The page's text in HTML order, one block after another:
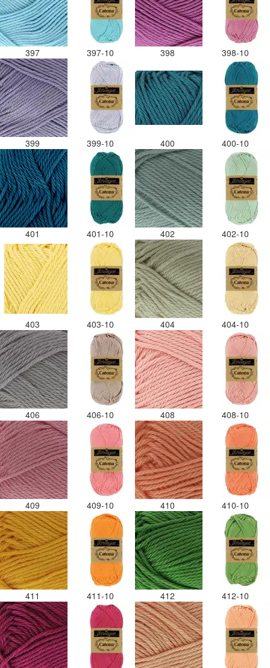
397 397-10 398 398-10
399 399-10 400 400-10
401 401-10 402 402-10
403 403-10 404 404-10
406 406-10 408 408-10
409 409-10 410 410-10
411 411-10 412 412-10